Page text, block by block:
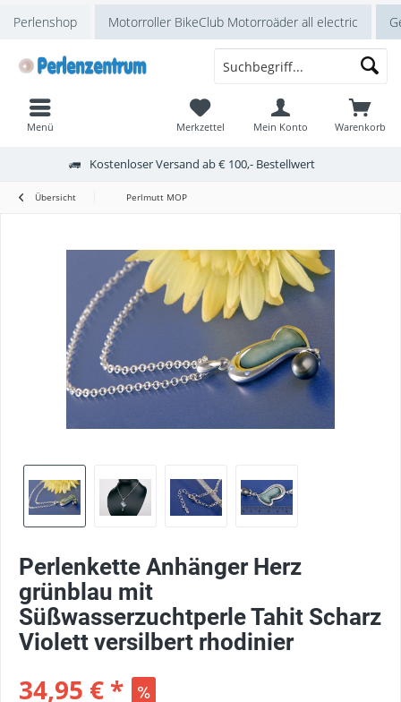
Perlenshop Motorroller BikeClub Motorroäder all electric
Kostenloser Versand ab € 100,- Bestellwert
Warenkorb
Merkzettel Mein Konto
Menü
Übersicht Perlmutt MOP
Perlenkette Anhänger Herz
grünblau mit
Süßwasserzuchtperle Tahit Scharz
Violett versilbert rhodinier
34,95 € *